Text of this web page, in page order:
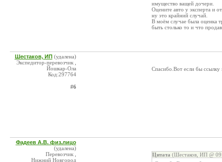
имущество ващей дочери.
Оцените авто у эксперта и
ну это крайний случай.
В моём случае была оценка
быть столько то и что
Шестаков, ИП (удалена)
Экспедитор-перевозчик ,
Йошкар-Ола
Код:297764
#6
Спасибо.Вот если бы ссылку
Фадеев А.В. физ.лицо
(удалена)
Перевозчик ,
Нижний Новгород
Цитата (Шестаков, ИП @